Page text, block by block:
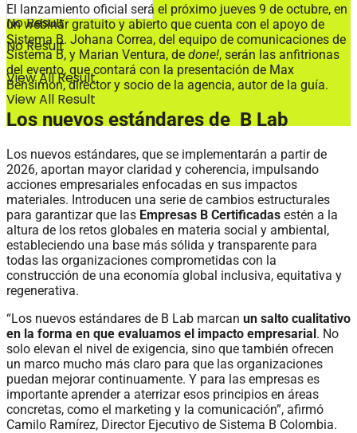
No Result
View All Result
No Result
View All Result
El lanzamiento oficial será el próximo jueves 9 de octubre, en
un webinar gratuito y abierto que cuenta con el apoyo de
Sistema B. Johana Correa, del equipo de comunicaciones de
Sistema B, y Marian Ventura, de done!, serán las anfitrionas
del evento, que contará con la presentación de Max
Bensimon, director y socio de la agencia, autor de la guía.
Los nuevos estándares de B Lab
Los nuevos estándares, que se implementarán a partir de
2026, aportan mayor claridad y coherencia, impulsando
acciones empresariales enfocadas en sus impactos
materiales. Introducen una serie de cambios estructurales
para garantizar que las Empresas B Certificadas estén a la
altura de los retos globales en materia social y ambiental,
estableciendo una base más sólida y transparente para
todas las organizaciones comprometidas con la
construcción de una economía global inclusiva, equitativa y
regenerativa.
“Los nuevos estándares de B Lab marcan un salto cualitativo
en la forma en que evaluamos el impacto empresarial. No
solo elevan el nivel de exigencia, sino que también ofrecen
un marco mucho más claro para que las organizaciones
puedan mejorar continuamente. Y para las empresas es
importante aprender a aterrizar esos principios en áreas
concretas, como el marketing y la comunicación”, afirmó
Camilo Ramírez, Director Ejecutivo de Sistema B Colombia.